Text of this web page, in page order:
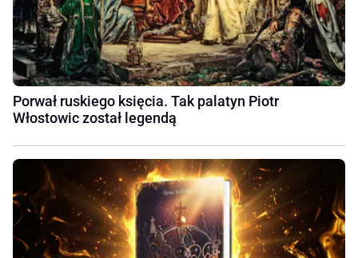
Porwał ruskiego księcia. Tak palatyn Piotr
Włostowic został legendą